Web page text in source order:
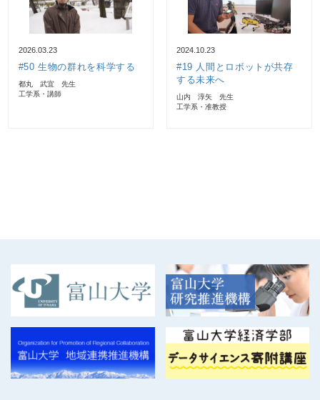
2026.03.23
#50 生物の群れを科学する
都丸 武宜 先生
工学系・講師
2024.10.23
#19 人間とロボットが共存
する未来へ
山内 淳矢 先生
工学系・准教授